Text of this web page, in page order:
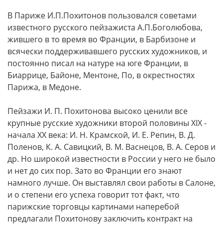
В Париже И.П.Похитонов пользовался советами
известного русского пейзажиста А.П.Боголюбова,
жившего в то время во Франции, в Барбизоне и
всячески поддерживавшего русских художников, и
постоянно писал на натуре на юге Франции, в
Биаррице, Байоне, Ментоне, По, в окрестностях
Парижа, в Медоне.
Пейзажи И. П. Похитонова высоко ценили все
крупные русские художники второй половины XIX -
начала XX века: И. Н. Крамской, И. Е. Репин, В. Д.
Поленов, К. А. Савицкий, В. М. Васнецов, В. А. Серов и
др. Но широкой известности в России у него не было
и нет до сих пор. Зато во Франции его знают
намного лучше. Он выставлял свои работы в Салоне,
и о степени его успеха говорит тот факт, что
парижские торговцы картинами наперебой
предлагали Похитонову заключить контракт на